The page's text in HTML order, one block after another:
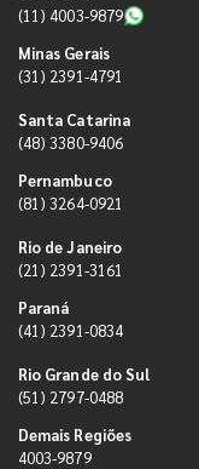
(11) 4003-9879
Minas Gerais
(31) 2391-4791
Santa Catarina
(48) 3380-9406
Pernambuco
(81) 3264-0921
Rio de Janeiro
(21) 2391-3161
Paraná
(41) 2391-0834
Rio Grande do Sul
(51) 2797-0488
Demais Regiões
4003-9879